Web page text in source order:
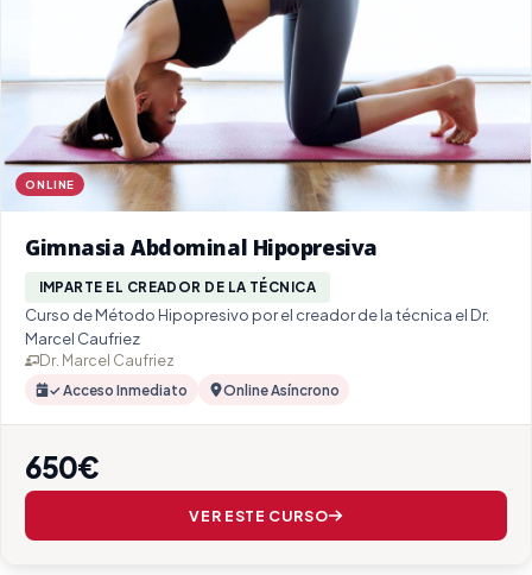
ONLINE
Gimnasia Abdominal Hipopresiva
IMPARTE EL CREADOR DE LA TÉCNICA
Curso de Método Hipopresivo por el creador de la técnica el Dr.
Marcel Caufriez
Dr. Marcel Caufriez
✓ Acceso Inmediato Online Asíncrono
650€
VER ESTE CURSO